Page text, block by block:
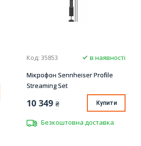
Код: 35853
в наявності
Мікрофон Sennheiser Profile
Streaming Set
10 349 ₴ Купити
Безкоштовна доставка